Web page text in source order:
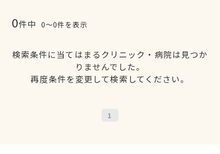
0件中 0〜0件を表示
検索条件に当てはまるクリニック・病院は見つか
りませんでした。
再度条件を変更して検索してください。
1